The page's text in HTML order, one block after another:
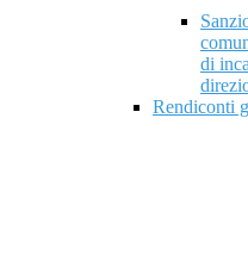
di
Rendiconti